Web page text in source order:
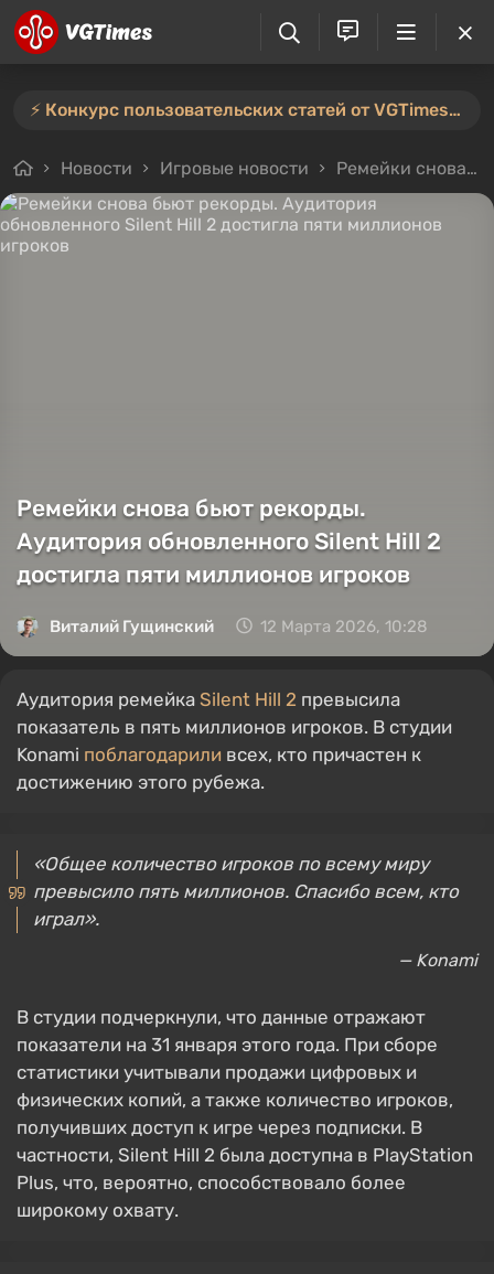
⚡️ Конкурс пользовательских статей от VGTimes продлён — участвуйте тут ⚡️
Новости Игровые новости Ремейки снова бьют рекорды. Аудитория обновленного Silent Hill 2 достигла пяти миллионов игроков
Ремейки снова бьют рекорды.
Аудитория обновленного Silent Hill 2
достигла пяти миллионов игроков
Виталий Гущинский 12 Марта 2026, 10:28
Аудитория ремейка Silent Hill 2 превысила
показатель в пять миллионов игроков. В студии
Konami поблагодарили всех, кто причастен к
достижению этого рубежа.
«Общее количество игроков по всему миру
превысило пять миллионов. Спасибо всем, кто
играл».
— Konami
В студии подчеркнули, что данные отражают
показатели на 31 января этого года. При сборе
статистики учитывали продажи цифровых и
физических копий, а также количество игроков,
получивших доступ к игре через подписки. В
частности, Silent Hill 2 была доступна в PlayStation
Plus, что, вероятно, способствовало более
широкому охвату.